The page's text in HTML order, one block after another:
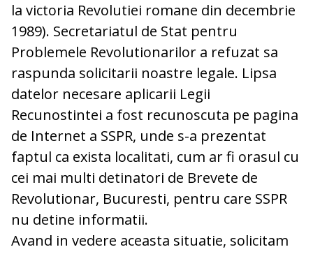
la victoria Revolutiei romane din decembrie
1989). Secretariatul de Stat pentru
Problemele Revolutionarilor a refuzat sa
raspunda solicitarii noastre legale. Lipsa
datelor necesare aplicarii Legii
Recunostintei a fost recunoscuta pe pagina
de Internet a SSPR, unde s-a prezentat
faptul ca exista localitati, cum ar fi orasul cu
cei mai multi detinatori de Brevete de
Revolutionar, Bucuresti, pentru care SSPR
nu detine informatii.
Avand in vedere aceasta situatie, solicitam